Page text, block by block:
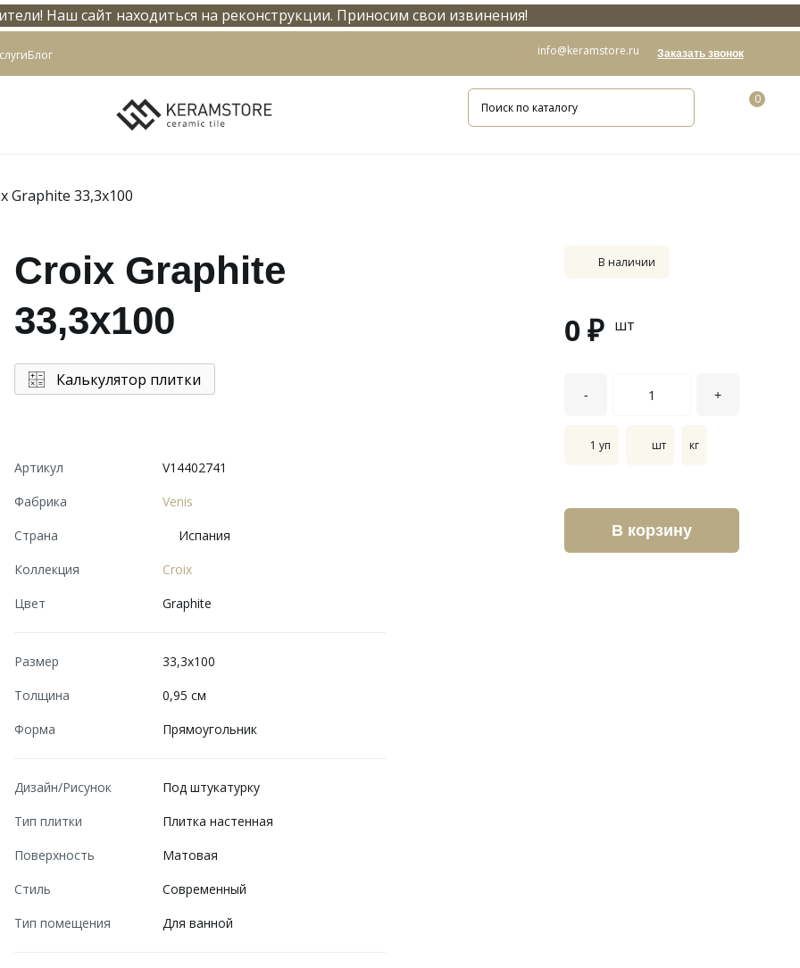
info@keramstore.ru
Наш сайт находиться на реконструкции. Приносим свои извинения!
Блог info@keramstore.ru Заказать звонок
0
Graphite 33,3x100
Croix Graphite
33,3x100
Калькулятор плитки
Артикул
V14402741
Фабрика
Venis
Страна
Испания
Коллекция
Croix
Цвет
Graphite
Размер
33,3x100
Толщина
0,95 см
Форма
Прямоугольник
Дизайн/Рисунок
Под штукатурку
Тип плитки
Плитка настенная
Поверхность
Матовая
Стиль
Современный
Тип помещения
Для ванной
В наличии
0 ₽ шт
- +
1 уп шт кг
В корзину